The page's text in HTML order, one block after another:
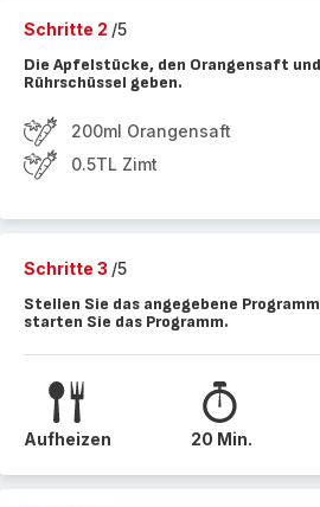
Schritte 2 /5
Die Apfelstücke, den Orangensaft
Rührschüssel geben.
200ml Orangensaft
0.5TL Zimt
Schritte 3 /5
Stellen Sie das angegebene
starten Sie das Programm.
Aufheizen 20 Min.